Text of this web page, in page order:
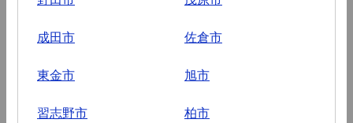
成田市 佐倉市
東金市 旭市
習志野市 柏市